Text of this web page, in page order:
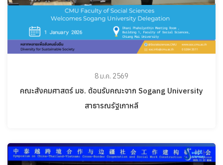
8 ม.ค. 2569
คณะสังคมศาสตร์ มช. ต้อนรับคณะจาก Sogang University
สาธารณรัฐเกาหลี